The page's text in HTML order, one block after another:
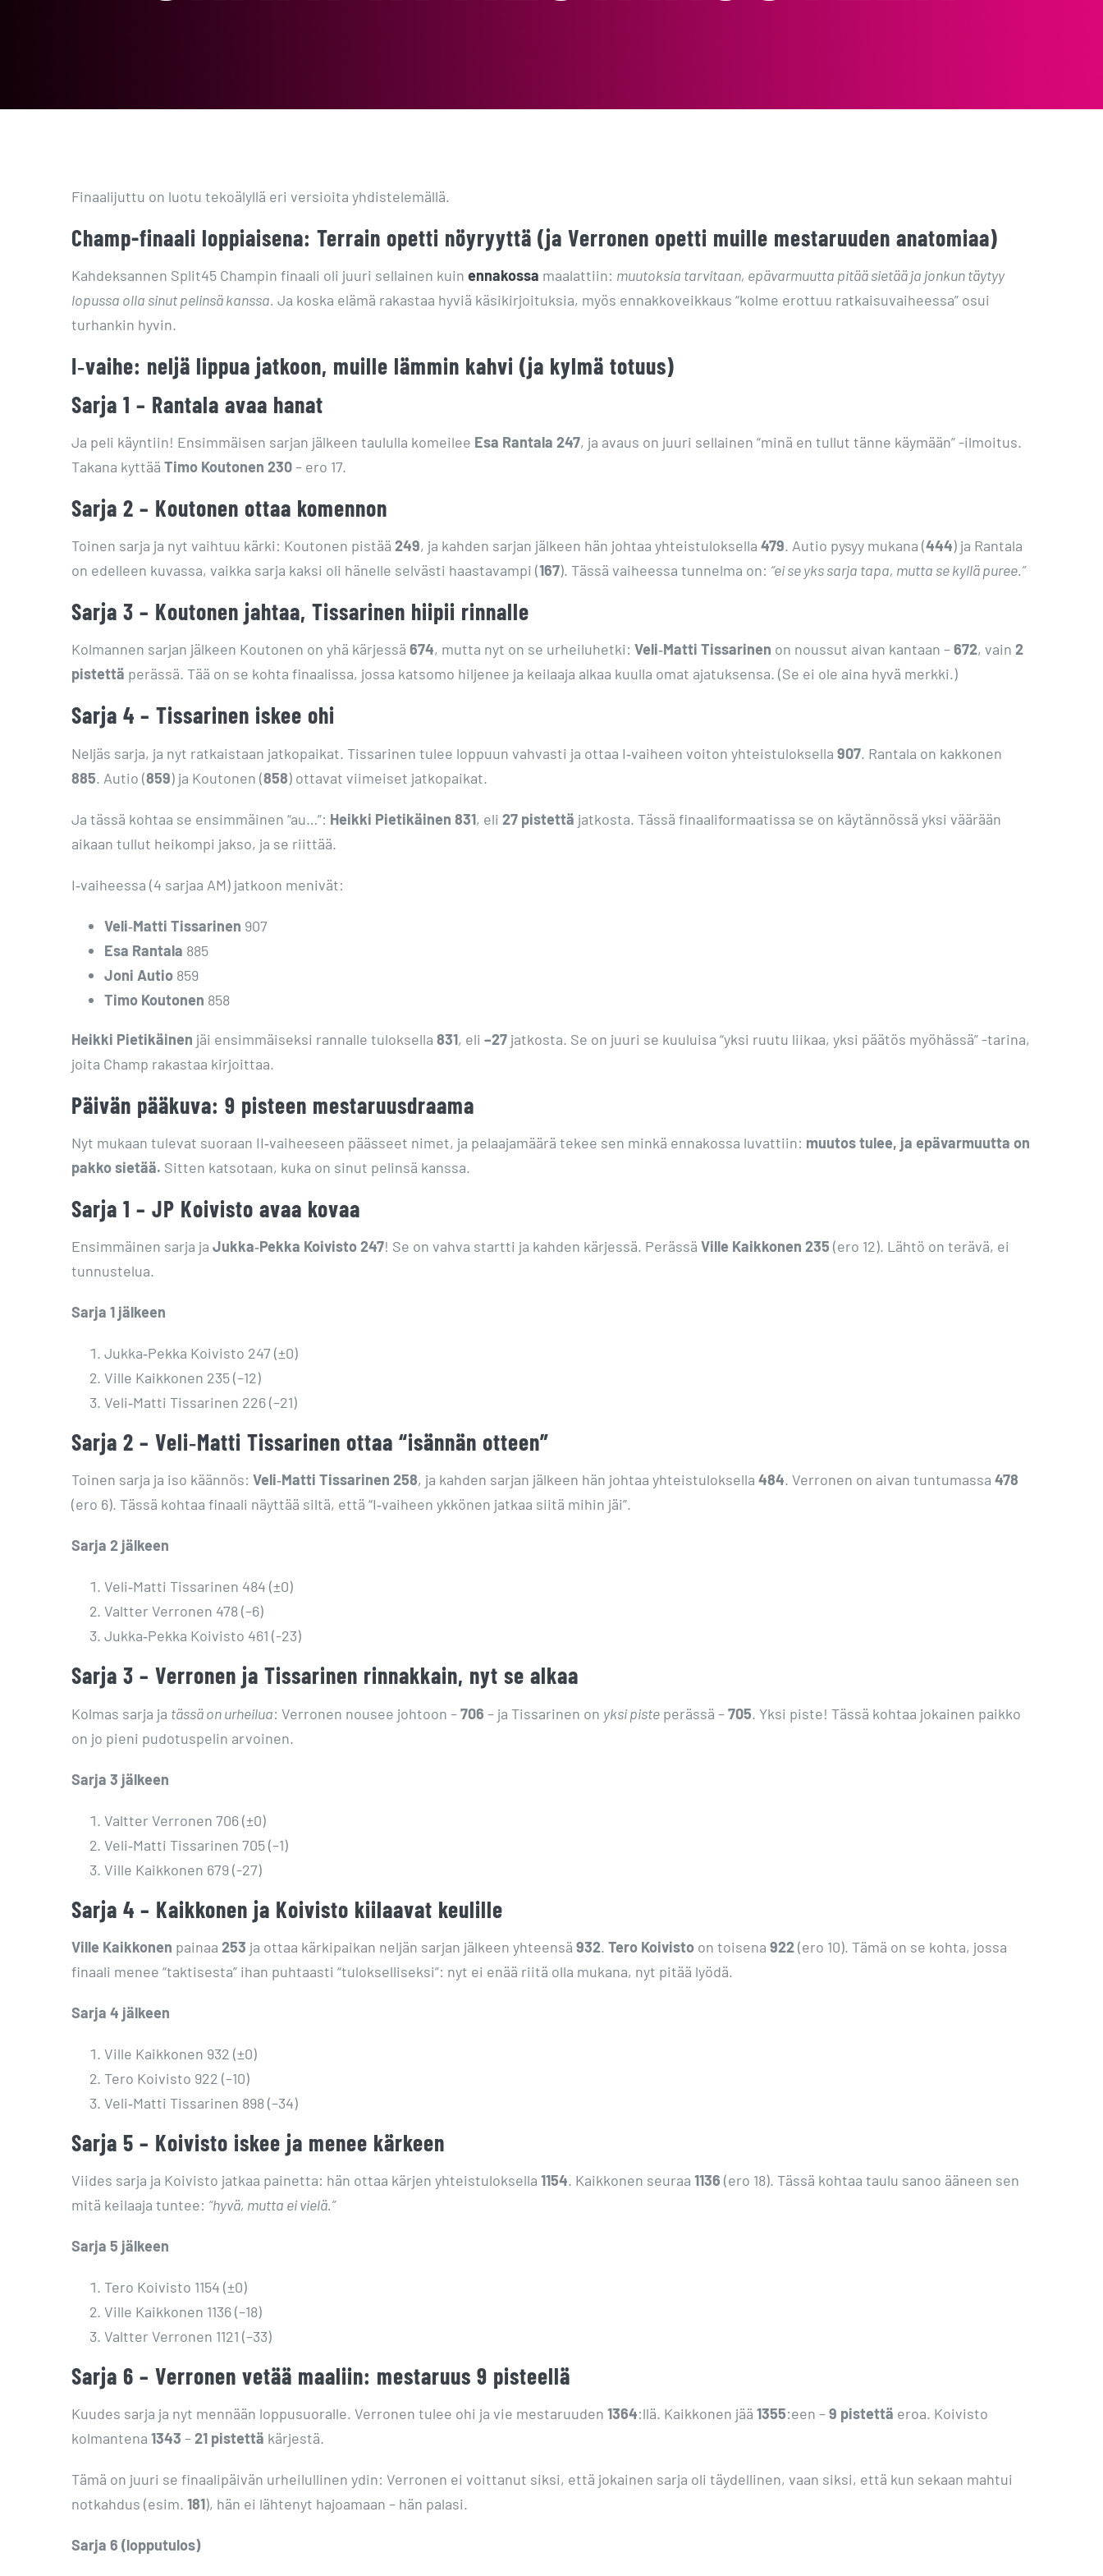
Finaalijuttu on luotu tekoälyllä eri versioita yhdistelemällä.
Champ-finaali loppiaisena: Terrain opetti nöyryyttä (ja Verronen opetti muille mestaruuden anatomiaa)
Kahdeksannen Split45 Champin finaali oli juuri sellainen kuin ennakossa maalattiin: muutoksia tarvitaan, epävarmuutta pitää sietää ja jonkun täytyy
lopussa olla sinut pelinsä kanssa. Ja koska elämä rakastaa hyviä käsikirjoituksia, myös ennakkoveikkaus “kolme erottuu ratkaisuvaiheessa” osui
turhankin hyvin.
I‑vaihe: neljä lippua jatkoon, muille lämmin kahvi (ja kylmä totuus)
Sarja 1 – Rantala avaa hanat
Ja peli käyntiin! Ensimmäisen sarjan jälkeen taululla komeilee Esa Rantala 247, ja avaus on juuri sellainen “minä en tullut tänne käymään” -ilmoitus.
Takana kyttää Timo Koutonen 230– ero 17.
Sarja 2 – Koutonen ottaa komennon
Toinen sarja ja nyt vaihtuu kärki: Koutonen pistää 249, ja kahden sarjan jälkeen hän johtaa yhteistuloksella 479. Autio pysyy mukana (444) ja Rantala
on edelleen kuvassa, vaikka sarja kaksi oli hänelle selvästi haastavampi (167). Tässä vaiheessa tunnelma on: “ei se yks sarja tapa, mutta se kyllä puree.”
Sarja 3 – Koutonen jahtaa, Tissarinen hiipii rinnalle
Kolmannen sarjan jälkeen Koutonen on yhä kärjessä 674, mutta nyt on se urheiluhetki: Veli‑Matti Tissarinen on noussut aivan kantaan –672, vain 2
pistettä perässä. Tää on se kohta finaalissa, jossa katsomo hiljenee ja keilaaja alkaa kuulla omat ajatuksensa. (Se ei ole aina hyvä merkki.)
Sarja 4 – Tissarinen iskee ohi
Neljäs sarja, ja nyt ratkaistaan jatkopaikat. Tissarinen tulee loppuun vahvasti ja ottaa I‑vaiheen voiton yhteistuloksella 907. Rantala on kakkonen
885. Autio (859) ja Koutonen (858) ottavat viimeiset jatkopaikat.
Ja tässä kohtaa se ensimmäinen “au…”: Heikki Pietikäinen 831, eli 27 pistettä jatkosta. Tässä finaaliformaatissa se on käytännössä yksi väärään
aikaan tullut heikompi jakso, ja se riittää.
I‑vaiheessa (4 sarjaa AM) jatkoon menivät:
Veli‑Matti Tissarinen 907
Esa Rantala 885
Joni Autio 859
Timo Koutonen 858
Heikki Pietikäinen jäi ensimmäiseksi rannalle tuloksella 831, eli –27 jatkosta. Se on juuri se kuuluisa “yksi ruutu liikaa, yksi päätös myöhässä” -tarina,
joita Champ rakastaa kirjoittaa.
Päivän pääkuva: 9 pisteen mestaruusdraama
Nyt mukaan tulevat suoraan II‑vaiheeseen päässeet nimet, ja pelaajamäärä tekee sen minkä ennakossa luvattiin: muutos tulee, ja epävarmuutta on
pakko sietää. Sitten katsotaan, kuka on sinut pelinsä kanssa.
Sarja 1 – JP Koivisto avaa kovaa
Ensimmäinen sarja ja Jukka‑Pekka Koivisto 247! Se on vahva startti ja kahden kärjessä. Perässä Ville Kaikkonen 235 (ero 12). Lähtö on terävä, ei
tunnustelua.
Sarja 1 jälkeen
Jukka‑Pekka Koivisto 247 (±0)
Ville Kaikkonen 235 (–12)
Veli‑Matti Tissarinen 226 (–21)
Sarja 2 – Veli‑Matti Tissarinen ottaa “isännän otteen”
Toinen sarja ja iso käännös: Veli‑Matti Tissarinen 258, ja kahden sarjan jälkeen hän johtaa yhteistuloksella 484. Verronen on aivan tuntumassa 478
(ero 6). Tässä kohtaa finaali näyttää siltä, että “I‑vaiheen ykkönen jatkaa siitä mihin jäi”.
Sarja 2 jälkeen
Veli‑Matti Tissarinen 484 (±0)
Valtter Verronen 478 (–6)
Jukka‑Pekka Koivisto 461 (-23)
Sarja 3 – Verronen ja Tissarinen rinnakkain, nyt se alkaa
Kolmas sarja ja tässä on urheilua: Verronen nousee johtoon –706 – ja Tissarinen on yksi piste perässä –705. Yksi piste! Tässä kohtaa jokainen paikko
on jo pieni pudotuspelin arvoinen.
Sarja 3 jälkeen
Valtter Verronen 706 (±0)
Veli‑Matti Tissarinen 705 (–1)
Ville Kaikkonen 679 (-27)
Sarja 4 – Kaikkonen ja Koivisto kiilaavat keulille
Ville Kaikkonen painaa 253 ja ottaa kärkipaikan neljän sarjan jälkeen yhteensä 932. Tero Koivisto on toisena 922(ero 10). Tämä on se kohta, jossa
finaali menee “taktisesta” ihan puhtaasti “tulokselliseksi”: nyt ei enää riitä olla mukana, nyt pitää lyödä.
Sarja 4 jälkeen
Ville Kaikkonen 932 (±0)
Tero Koivisto 922 (–10)
Veli‑Matti Tissarinen 898 (–34)
Sarja 5 – Koivisto iskee ja menee kärkeen
Viides sarja ja Koivisto jatkaa painetta: hän ottaa kärjen yhteistuloksella 1154. Kaikkonen seuraa 1136 (ero 18). Tässä kohtaa taulu sanoo ääneen sen
mitä keilaaja tuntee: “hyvä, mutta ei vielä.”
Sarja 5 jälkeen
Tero Koivisto 1154 (±0)
Ville Kaikkonen 1136 (–18)
Valtter Verronen 1121 (–33)
Sarja 6 – Verronen vetää maaliin: mestaruus 9 pisteellä
Kuudes sarja ja nyt mennään loppusuoralle. Verronen tulee ohi ja vie mestaruuden 1364:llä. Kaikkonen jää 1355:een –9 pistettä eroa. Koivisto
kolmantena 1343 –21 pistettä kärjestä.
Tämä on juuri se finaalipäivän urheilullinen ydin: Verronen ei voittanut siksi, että jokainen sarja oli täydellinen, vaan siksi, että kun sekaan mahtui
notkahdus (esim. 181), hän ei lähtenyt hajoamaan – hän palasi.
Sarja 6 (lopputulos)